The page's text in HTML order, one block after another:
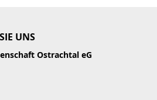
UNS
Ostrachtal eG